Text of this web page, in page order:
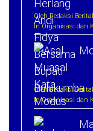
Oleh Redaksi
In Organisasi dan
Oleh Redaksi
In Organisasi dan